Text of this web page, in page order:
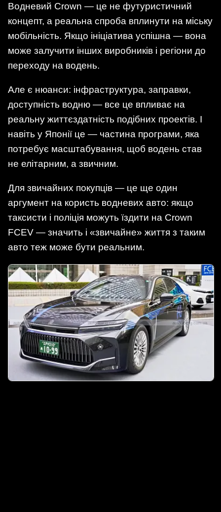
Водневий Crown — це не футуристичний
концепт, а реальна спроба вплинути на міську
мобільність. Якщо ініціатива успішна — вона
може залучити інших виробників і регіони до
переходу на водень.
Але є нюанси: інфраструктура, заправки,
доступність водню — все це впливає на
реальну життєздатність подібних проектів. І
навіть у Японії це — частина програми, яка
потребує масштабування, щоб водень став
не елітарним, а звичним.
Для звичайних покупців — це ще один
аргумент на користь водневих авто: якщо
таксисти і поліція можуть їздити на Crown
FCEV — значить і «звичайне» життя з таким
авто теж може бути реальним.